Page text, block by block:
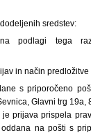
sredstev:
podlagi tega
in način predložitve
s priporočeno
Glavni trg 19a,
prijava prispela
na pošti s